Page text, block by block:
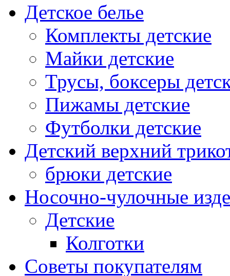
Детское белье
Комплекты детские
Майки детские
Трусы, боксеры
Пижамы детские
Футболки детские
Детский верхний
брюки детские
Носочно-чулочные
Детские
Колготки
Советы покупателям